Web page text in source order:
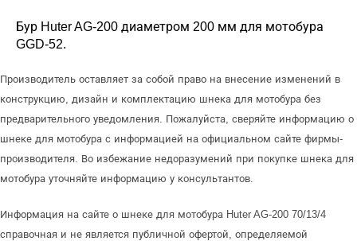
Бур Huter AG-200 диаметром 200 мм для мотобура
GGD-52.
Производитель оставляет за собой право на внесение изменений в
конструкцию, дизайн и комплектацию шнека для мотобура без
предварительного уведомления. Пожалуйста, сверяйте информацию о
шнеке для мотобура с информацией на официальном сайте фирмы-
производителя. Во избежание недоразумений при покупке шнека для
мотобура уточняйте информацию у консультантов.
Информация на сайте о шнеке для мотобура Huter AG-200 70/13/4
справочная и не является публичной офертой, определяемой